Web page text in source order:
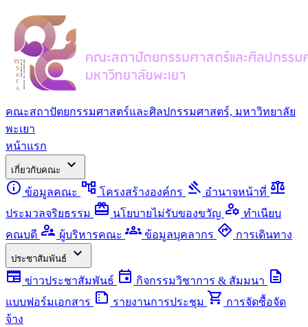
คณะสถาปัตยกรรมศาสตร์และศิลปกรรมศาสตร์, มหาวิทยาลัย
พะเยา
หน้าแรก
เกี่ยวกับคณะ
expand_more
info ข้อมูลคณะ account_tree โครงสร้างองค์กร gavel อำนาจหน้าที่ balance
ประมวลจริยธรรม redeem นโยบายไม่รับของขวัญ manage_accounts ทำเนียบ
คณบดี supervisor_account ผู้บริหารคณะ groups ข้อมูลบุคลากร directions การเดินทาง
ประชาสัมพันธ์
expand_more
newspaper ข่าวประชาสัมพันธ์ event กิจกรรมวิชาการ & สัมมนา description
แบบฟอร์มเอกสาร summarize รายงานการประชุม shopping_cart การจัดซื้อจัด
จ้าง